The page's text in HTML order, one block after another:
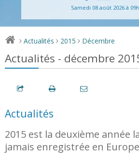
Samedi 08 août 2026 à
> Actualités > 2015 > Décembre
Actualités - décembre
Actualités
2015 est la deuxième année
jamais enregistrée en Europe